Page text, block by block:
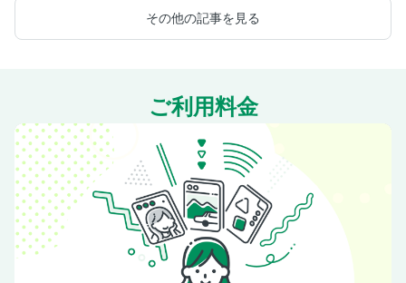
その他の記事を見る
ご利用料金